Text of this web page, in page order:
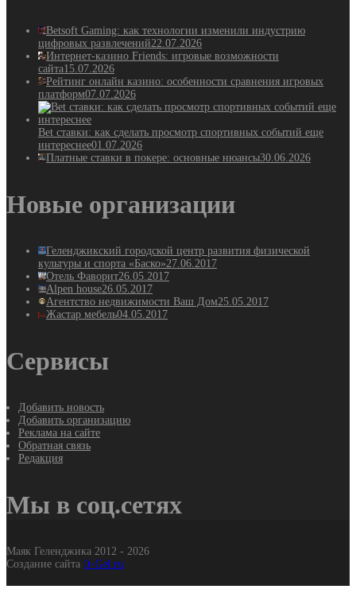
Betsoft Gaming: как технологии изменили индустрию
цифровых развлечений22.07.2026
Интернет-казино Friends: игровые возможности
сайта15.07.2026
Рейтинг онлайн казино: особенности сравнения игровых
платформ07.07.2026
Bet ставки: как сделать просмотр спортивных событий еще
интереснее01.07.2026
Платные ставки в покере: основные нюансы30.06.2026
Новые организации
Геленджикский городской центр развития физической
культуры и спорта «Баско»27.06.2017
Отель Фаворит26.05.2017
Alpen house26.05.2017
Агентство недвижимости Ваш Дом25.05.2017
Жастар мебель04.05.2017
Сервисы
Добавить новость
Добавить организацию
Реклама на сайте
Обратная связь
Редакция
Мы в соц.сетях
Маяк Геленджика 2012 - 2026
Создание сайта It-Gel.ru